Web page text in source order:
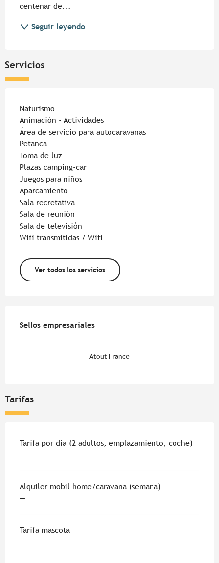
centenar de...
Seguir leyendo
Servicios
Naturismo
Animación - Actividades
Área de servicio para autocaravanas
Petanca
Toma de luz
Plazas camping-car
Juegos para niños
Aparcamiento
Sala recretativa
Sala de reunión
Sala de televisión
Wifi transmitidas / Wifi
Ver todos los servicios
Sellos empresariales
Sellos empresariales
Atout France
Tarifas
Tarifas 2026
Tarifa por dia (2 adultos, emplazamiento, coche)
—
Alquiler mobil home/caravana (semana)
—
Tarifa mascota
—